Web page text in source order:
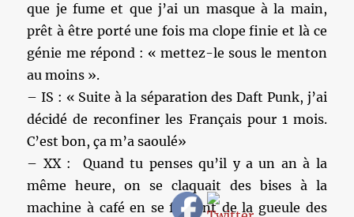
que je fume et que j’ai un masque à la main,
prêt à être porté une fois ma clope finie et là ce
génie me répond : « mettez-le sous le menton
au moins ».
– IS : « Suite à la séparation des Daft Punk, j’ai
décidé de reconfiner les Français pour 1 mois.
C’est bon, ça m’a saoulé»
– XX : Quand tu penses qu’il y a un an à la
même heure, on se claquait des bises à la
machine à café en se foutant de la gueule des